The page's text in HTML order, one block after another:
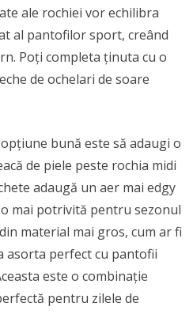
ale rochiei vor echilibra
al pantofilor sport, creând
Poți completa ținuta cu o
de ochelari de soare
bună este să adaugi o
de piele peste rochia midi
adaugă un aer mai edgy
mai potrivită pentru sezonul
material mai gros, cum ar fi
asorta perfect cu pantofii
este o combinație
pentru zilele de